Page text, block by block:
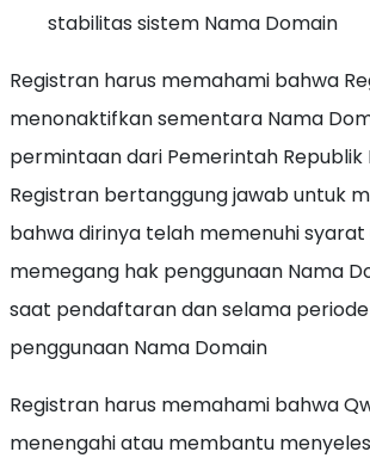
stabilitas sistem Nama Domain
Registran harus memahami bahwa
menonaktifkan sementara Nama
permintaan dari Pemerintah Republik
Registran bertanggung jawab untuk
bahwa dirinya telah memenuhi
memegang hak penggunaan Nama
saat pendaftaran dan selama
penggunaan Nama Domain
Registran harus memahami bahwa
menengahi atau membantu